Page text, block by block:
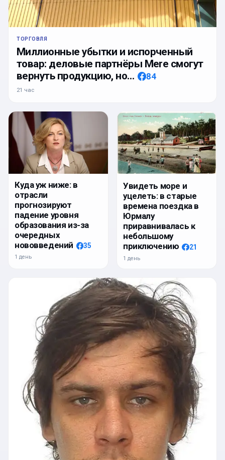
ТОРГОВЛЯ
Миллионные убытки и испорченный
товар: деловые партнёры Mere смогут
вернуть продукцию, но…
84
21 час
Куда уж ниже: в
отрасли
прогнозируют
падение уровня
образования из-за
очередных
нововведений
35
1 день
Увидеть море и
уцелеть: в старые
времена поездка в
Юрмалу
приравнивалась к
небольшому
приключению
21
1 день